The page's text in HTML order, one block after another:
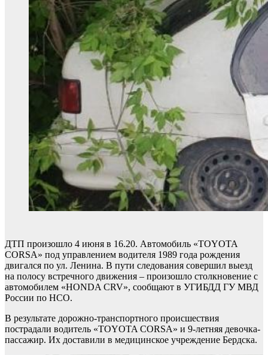
ДТП произошло 4 июня в 16.20. Автомобиль «TOYOTA
CORSA» под управлением водителя 1989 года рождения
двигался по ул. Ленина. В пути следования совершил выезд
на полосу встречного движения – произошло столкновение с
автомобилем «HONDA CRV», сообщают в УГИБДД ГУ МВД
России по НСО.
В результате дорожно-транспортного происшествия
пострадали водитель «TOYOTA CORSA» и 9-летняя девочка-
пассажир. Их доставили в медицинское учреждение Бердска.